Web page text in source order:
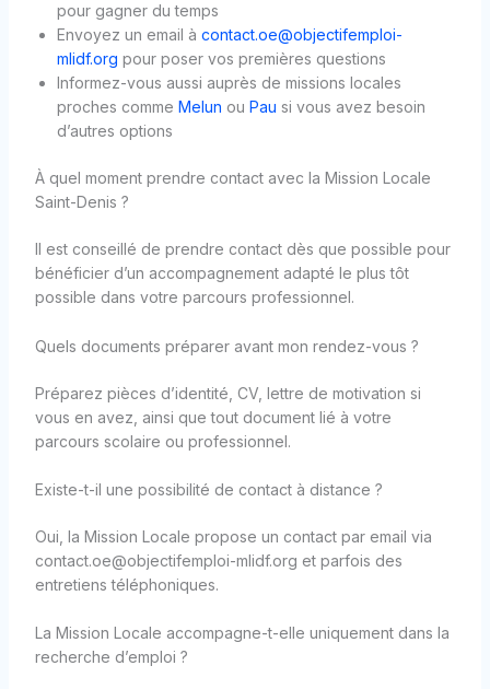
pour gagner du temps
Envoyez un email à contact.oe@objectifemploi-
mlidf.org pour poser vos premières questions
Informez-vous aussi auprès de missions locales
proches comme Melun ou Pau si vous avez besoin
d’autres options
À quel moment prendre contact avec la Mission Locale
Saint-Denis ?
Il est conseillé de prendre contact dès que possible pour
bénéficier d’un accompagnement adapté le plus tôt
possible dans votre parcours professionnel.
Quels documents préparer avant mon rendez-vous ?
Préparez pièces d’identité, CV, lettre de motivation si
vous en avez, ainsi que tout document lié à votre
parcours scolaire ou professionnel.
Existe-t-il une possibilité de contact à distance ?
Oui, la Mission Locale propose un contact par email via
contact.oe@objectifemploi-mlidf.org et parfois des
entretiens téléphoniques.
La Mission Locale accompagne-t-elle uniquement dans la
recherche d’emploi ?